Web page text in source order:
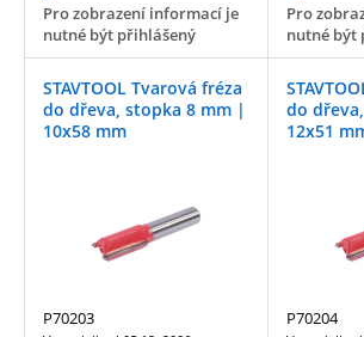
Pro zobrazení informací je
nutné být přihlášený
Pro
nutné být
STAVTOOL Tvarová fréza
do dřeva, stopka 8 mm |
10x58 mm
P70203
do
12x51
P70204